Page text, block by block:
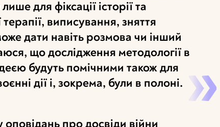
для фіксації історії та
виписування, зняття
дати навіть розмова чи інший
що дослідження методології в
будуть помічними також для
дії і, зокрема, були в полоні.
про досвіди війни